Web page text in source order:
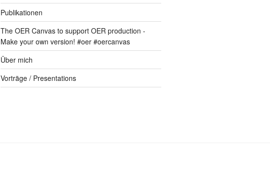
Publikationen
The OER Canvas to support OER production -
Make your own version! #oer #oercanvas
Über mich
Vorträge / Presentations